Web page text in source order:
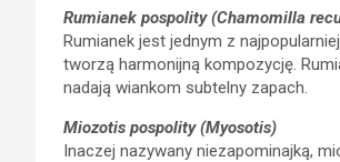
Rumianek pospolity (Chamomilla
Rumianek jest jednym z
tworzą harmonijną kompozycję.
nadają wiankom subtelny zapach.
Miozotis pospolity (Myosotis)
Inaczej nazywany niezapominajką,